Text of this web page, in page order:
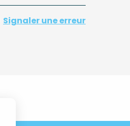
Signaler une erreur